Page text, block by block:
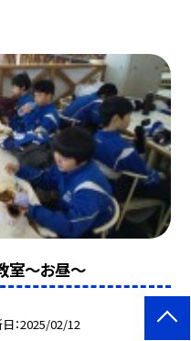
室～お昼～
2025/02/12